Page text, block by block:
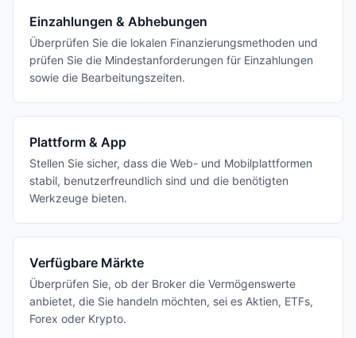
Einzahlungen & Abhebungen
Überprüfen Sie die lokalen Finanzierungsmethoden und
prüfen Sie die Mindestanforderungen für Einzahlungen
sowie die Bearbeitungszeiten.
Plattform & App
Stellen Sie sicher, dass die Web- und Mobilplattformen
stabil, benutzerfreundlich sind und die benötigten
Werkzeuge bieten.
Verfügbare Märkte
Überprüfen Sie, ob der Broker die Vermögenswerte
anbietet, die Sie handeln möchten, sei es Aktien, ETFs,
Forex oder Krypto.